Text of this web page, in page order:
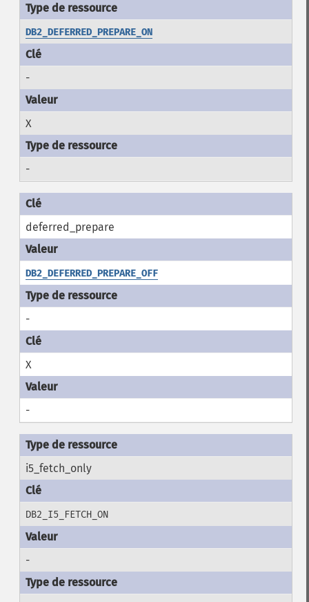
DB2_DEFERRED_PREPARE_ON
-
X
-
deferred_prepare
DB2_DEFERRED_PREPARE_OFF
-
X
-
i5_fetch_only
DB2_I5_FETCH_ON
-